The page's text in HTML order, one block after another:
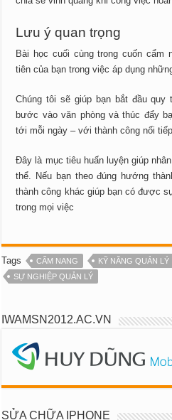
Lưu ý quan trọng
Bài học cuối cùng trong cuốn cẩm
tiên của bạn trong việc áp dụng
Chúng tôi sẽ giúp bạn bắt đầu
bước vào văn phòng và thúc đẩy
tới mỗi ngày – với thành công nối
Đây là mục tiêu huấn luyện giúp
thể. Nếu bạn theo đúng hướng
thành công khác giúp bạn có được
trong mọi việc
Tags CẨM NANG KỸ NĂNG QUẢN LÝ
SỰ NGHIỆP QUẢN LÝ
IWAMSN2012.AC.VN
SỬA CHỮA IPHONE